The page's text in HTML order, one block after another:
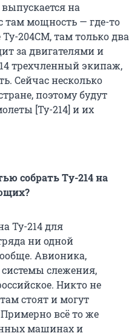
на
там мощность — где-то
204СМ, там только два
за двигателями и
трехчленный экипаж,
Сейчас несколько
поэтому будут
[Ту-214] и их
собратьТу-214на
Ту-214 для
ни одной
Авионика,
слежения,
Никто не
стоят и могут
всё то же
машинах и